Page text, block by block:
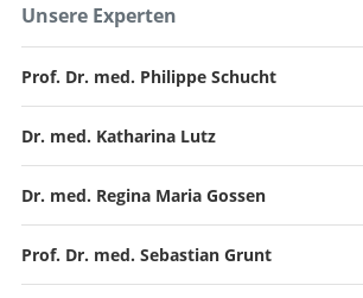
Unsere Experten
Prof. Dr. med. Philippe Schucht
Dr. med. Katharina Lutz
Dr. med. Regina Maria Gossen
Prof. Dr. med. Sebastian Grunt